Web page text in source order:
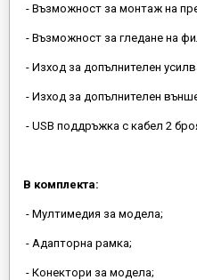
- Възможност за монтаж на
- Възможност за гледане на
- Изход за допълнителен
- Изход за допълнителен
- USB поддръжка с кабел 2
В комплекта:
- Мултимедия за модела;
- Адапторна рамка;
- Конектори за модела;